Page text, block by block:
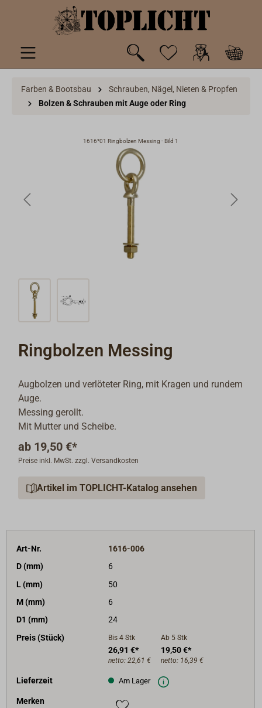
springen
Farben & Bootsbau
Schrauben, Nägel, Nieten & Propfen
Bolzen & Schrauben mit Auge oder Ring
1616*01 Ringbolzen Messing - Bild 1
Ringbolzen Messing
Augbolzen und verlöteter Ring, mit Kragen und rundem
Auge.
Messing gerollt.
Mit Mutter und Scheibe.
ab 19,50 €*
Preise inkl. MwSt. zzgl. Versandkosten
Artikel im TOPLICHT-Katalog ansehen
Art-Nr.
1616-006
D (mm)
6
L (mm)
50
M (mm)
6
D1 (mm)
24
Preis (Stück)
Bis 4 Stk
26,91 €*
netto: 22,61 €
Ab 5 Stk
19,50 €*
netto: 16,39 €
Lieferzeit Am Lager
Merken